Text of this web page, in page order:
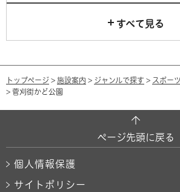
すべて見る
トップページ > 施設案内 > ジャンルで探す > スポー
> 菅刈街かど公園
ページ先頭に戻る
個人情報保護
サイトポリシー